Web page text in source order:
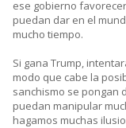
ese gobierno
puedan dar en el
mucho tiempo.
Si gana Trump,
modo que cabe la
sanchismo se pongan
puedan manipular
hagamos muchas